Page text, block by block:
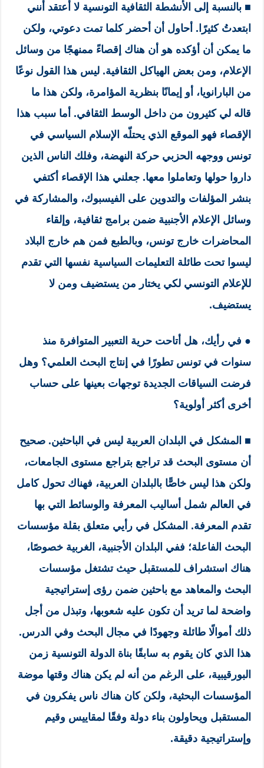
■ بالنسبة إلى الأنشطة الثقافية التونسية لا أعتقد أنني
ابتعدتُ كثيرًا. أحاول أن أحضر كلما تمت دعوتي، ولكن
ما يمكن أن أؤكده هو أن هناك إقصاءً ممنهجًا من وسائل
الإعلام، ومن بعض الهياكل الثقافية. ليس هذا القول نوعًا
من البارانويا، أو إيمانًا بنظرية المؤامرة، ولكن هذا ما
قاله لي كثيرون من داخل الوسط الثقافي. أما سبب هذا
الإقصاء فهو الموقع الذي يحتلّه الإسلام السياسي في
تونس ووجهه الحزبي حركة النهضة، وفلك الناس الذين
داروا حولها وتعاملوا معها. جعلني هذا الإقصاء أكتفي
بنشر المؤلفات والتدوين على الفيسبوك، والمشاركة في
وسائل الإعلام الأجنبية ضمن برامج ثقافية، وإلقاء
المحاضرات خارج تونس، وبالطبع فمن هم خارج البلاد
ليسوا تحت طائلة التعليمات السياسية نفسها التي تقدم
للإعلام التونسي لكي يختار من يستضيف ومن لا
يستضيف.
● في رأيك، هل أتاحت حرية التعبير المتوافرة منذ
سنوات في تونس تطورًا في إنتاج البحث العلمي؟ وهل
فرضت السياقات الجديدة توجهات بعينها على حساب
أخرى أكثر أولوية؟
■ المشكل في البلدان العربية ليس في الباحثين. صحيح
أن مستوى البحث قد تراجع بتراجع مستوى الجامعات،
ولكن هذا ليس خاصًّا بالبلدان العربية، فهناك تحول كامل
في العالم شمل أساليب المعرفة والوسائط التي بها
تقدم المعرفة. المشكل في رأيي متعلق بقلة مؤسسات
البحث الفاعلة؛ ففي البلدان الأجنبية، الغربية خصوصًا،
هناك استشراف للمستقبل حيث تشتغل مؤسسات
البحث والمعاهد مع باحثين ضمن رؤى إستراتيجية
واضحة لما تريد أن تكون عليه شعوبها، وتبذل من أجل
ذلك أموالًا طائلة وجهودًا في مجال البحث وفي الدرس.
هذا الذي كان يقوم به سابقًا بناة الدولة التونسية زمن
البورقيبية، على الرغم من أنه لم يكن هناك وقتها موضة
المؤسسات البحثية، ولكن كان هناك ناس يفكرون في
المستقبل ويحاولون بناء دولة وفقًا لمقاييس وقيم
وإستراتيجية دقيقة.